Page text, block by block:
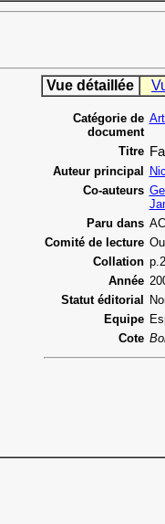
Vue détaillée
Catégorie de
document
Titre
Auteur principal
Co-auteurs
Paru dans
Comité de lecture
Collation
Année
Statut éditorial
Equipe
Cote